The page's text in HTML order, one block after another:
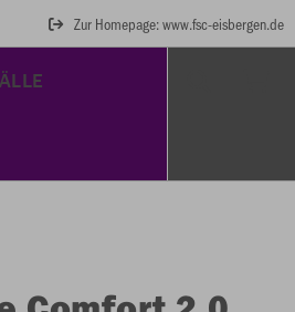
Zur Homepage: www.fsc-eisbergen.de